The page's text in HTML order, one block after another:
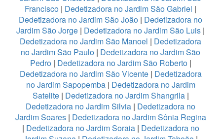
Francisco | Dedetizadora no Jardim São Gabriel |
Dedetizadora no Jardim São João | Dedetizadora no
Jardim São Jorge | Dedetizadora no Jardim São Luis |
Dedetizadora no Jardim São Manoel | Dedetizadora
no Jardim São Paulo | Dedetizadora no Jardim São
Pedro| Dedetizadora no Jardim São Roberto|
Dedetizadora no Jardim São Vicente| Dedetizadora
no Jardim Sapopemba| Dedetizadora no Jardim
Satelite| Dedetizadora no Jardim Shangrila|
Dedetizadora no Jardim Silvia | Dedetizadora no
Jardim Soares| Dedetizadora no Jardim Sônia Regina
| Dedetizadora no Jardim Soraia| Dedetizadora no